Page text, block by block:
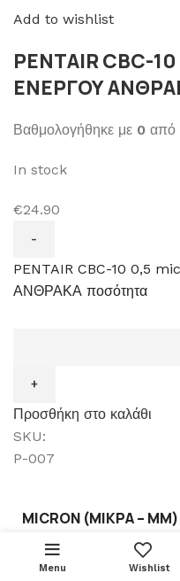
Add to wishlist
PENTAIR CBC-
ΕΝΕΡΓΟΥ
Βαθμολογήθηκε με 0 από
In stock
€24.90
PENTAIR CBC-10 0,5
ΑΝΘΡΑΚΑ ποσότητα
Προσθήκη στο καλάθι
SKU:
P-007
MICRON (ΜΙΚΡΆ – ΜM)
DOULTON
ΑΝΤΑΛΛΑΚΤΙΚΟ
ΦΙΛΤΡΟ ΝΕΡΟΥ
Menu Wishlist